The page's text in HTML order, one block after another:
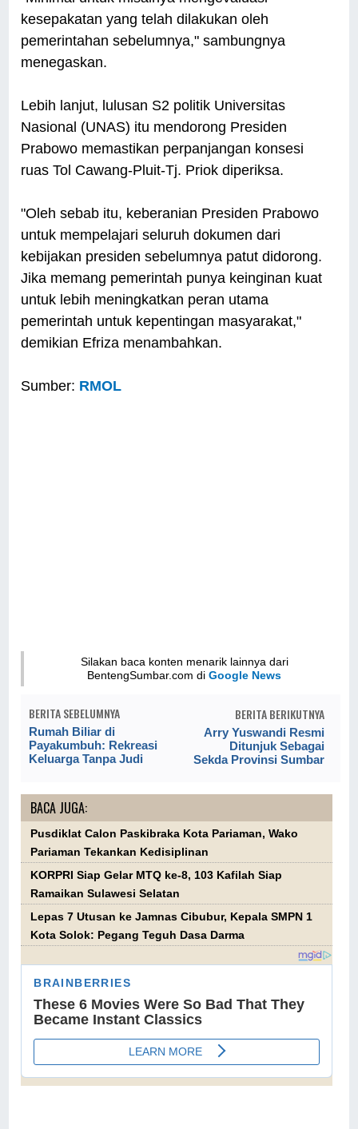
kesepakatan yang telah dilakukan oleh
pemerintahan sebelumnya," sambungnya
menegaskan.
Lebih lanjut, lulusan S2 politik Universitas
Nasional (UNAS) itu mendorong Presiden
Prabowo memastikan perpanjangan konsesi
ruas Tol Cawang-Pluit-Tj. Priok diperiksa.
"Oleh sebab itu, keberanian Presiden Prabowo
untuk mempelajari seluruh dokumen dari
kebijakan presiden sebelumnya patut didorong.
Jika memang pemerintah punya keinginan kuat
untuk lebih meningkatkan peran utama
pemerintah untuk kepentingan masyarakat,"
demikian Efriza menambahkan.
Sumber: RMOL
Silakan baca konten menarik lainnya dari
BentengSumbar.com diGoogle News
BERITA SEBELUMNYA
Rumah Biliar di
Payakumbuh: Rekreasi
Keluarga Tanpa Judi
BERITA BERIKUTNYA
Arry Yuswandi Resmi
Ditunjuk Sebagai
Sekda Provinsi Sumbar
BACA JUGA:
Pusdiklat Calon Paskibraka Kota Pariaman, Wako
Pariaman Tekankan Kedisiplinan
KORPRI Siap Gelar MTQ ke-8, 103 Kafilah Siap
Ramaikan Sulawesi Selatan
Lepas 7 Utusan ke Jamnas Cibubur, Kepala SMPN 1
Kota Solok: Pegang Teguh Dasa Darma